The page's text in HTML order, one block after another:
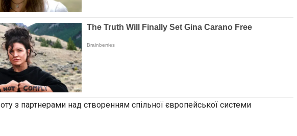
з партнерами над створенням спільної європейської системи